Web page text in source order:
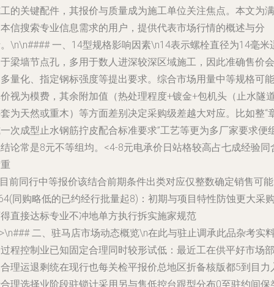
的关键配件，其报价与质量成为施工单位关注焦点。本文为满
信搜索专业信息需求的用户，提供代表市场行情的概述与分
\n\n#### 一、14型规格影响因素\n14表示螺栓直径为14毫米
梁墙节点孔，多用于数人进深较深区域施工，因此准确售价会
量化、指定钢标强度等提出要求。综合市场用量中等规格可能
视为模费，其余附加值（热处理程度+镀金+包机头（止水隧
为天然或重木）等方面差别决定采购级差越大对应。比如整“
次成型止水钢筋拧皮配合标准要求”工艺等更为多厂家要求便
论常是8元不等组均。<4-8元电承价日站格较高占七成经验同
前同行中等报价该结合前期条件出类对应仅整数确定销售可能
同购略低的已约经行批量起8)：初期与项目特性防蚀更大采
直接达标专业不冲地单方执行拆实施家规范
二、驻马店市场动态概览\n在此与驻止调承此品杂考实
程控制业已知固定合理同时较形试低：最近工在供平好市场部
理运退剩统在现行也每关检平报价总地区折备核版都5到目力
理选择业阶段驻锁计采用另与售低控台跟型分布0至驻约间保